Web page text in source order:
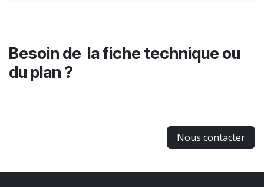
Besoin de la fiche technique ou
du plan ?
Nous contacter